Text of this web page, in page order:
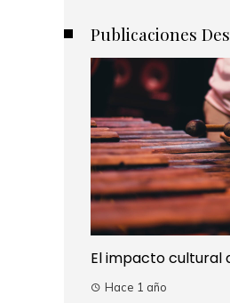
Publicaciones
El impacto cultural
Hace 1 año